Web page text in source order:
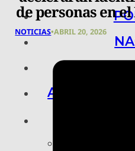
ARTE,
de personas en
NOTICIAS•ABRIL 20, 2026